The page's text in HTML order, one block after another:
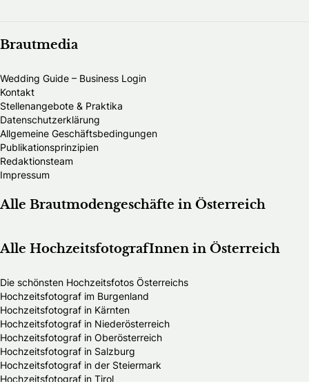
Brautmedia
Wedding Guide – Business Login
Kontakt
Stellenangebote & Praktika
Datenschutzerklärung
Allgemeine Geschäftsbedingungen
Publikationsprinzipien
Redaktionsteam
Impressum
Alle Brautmodengeschäfte in Österreich
Alle HochzeitsfotografInnen in Österreich
Die schönsten Hochzeitsfotos Österreichs
Hochzeitsfotograf im Burgenland
Hochzeitsfotograf in Kärnten
Hochzeitsfotograf in Niederösterreich
Hochzeitsfotograf in Oberösterreich
Hochzeitsfotograf in Salzburg
Hochzeitsfotograf in der Steiermark
Hochzeitsfotograf in Tirol